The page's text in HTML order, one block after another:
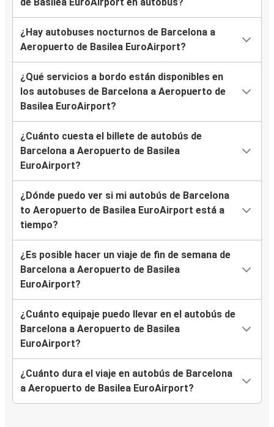
¿Hay autobuses nocturnos de Barcelona a
Aeropuerto de Basilea EuroAirport?
¿Qué servicios a bordo están disponibles en
los autobuses de Barcelona a Aeropuerto de
Basilea EuroAirport?
¿Cuánto cuesta el billete de autobús de
Barcelona a Aeropuerto de Basilea
EuroAirport?
¿Dónde puedo ver si mi autobús de Barcelona
to Aeropuerto de Basilea EuroAirport está a
tiempo?
¿Es posible hacer un viaje de fin de semana de
Barcelona a Aeropuerto de Basilea
EuroAirport?
¿Cuánto equipaje puedo llevar en el autobús de
Barcelona a Aeropuerto de Basilea
EuroAirport?
¿Cuánto dura el viaje en autobús de Barcelona
a Aeropuerto de Basilea EuroAirport?